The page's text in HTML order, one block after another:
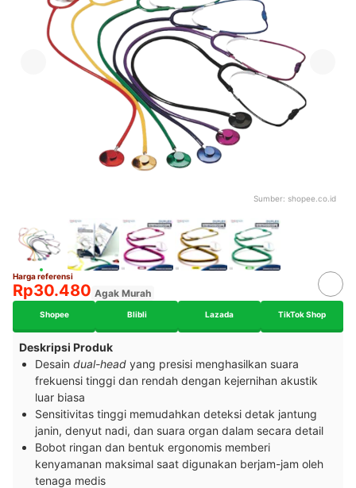
Sumber: shopee.co.id
Harga referensi
Rp30.480 Agak Murah
Shopee Blibli Lazada TikTok Shop
Deskripsi Produk
Desain dual-head yang presisi menghasilkan suara
frekuensi tinggi dan rendah dengan kejernihan akustik
luar biasa
Sensitivitas tinggi memudahkan deteksi detak jantung
janin, denyut nadi, dan suara organ dalam secara detail
Bobot ringan dan bentuk ergonomis memberi
kenyamanan maksimal saat digunakan berjam-jam oleh
tenaga medis